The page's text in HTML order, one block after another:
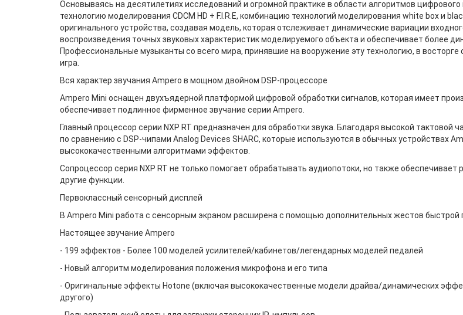
Основываясь на десятилетиях исследований и огромной практике в области алгоритмов
технологию моделирования CDCM HD + F.I.R.E, комбинацию технологий моделирования white box и
оригинального устройства, создавая модель, которая отслеживает динамические вариации
воспроизведения точных звуковых характеристик моделируемого объекта и обеспечивает более
Профессиональные музыканты со всего мира, принявшие на вооружение эту технологию, в
игра.
Вся характер звучания Ampero в мощном двойном DSP-процессоре
Ampero Mini оснащен двухъядерной платформой цифровой обработки сигналов, которая имеет
обеспечивает подлинное фирменное звучание серии Ampero.
Главный процессор серии NXP RT предназначен для обработки звука. Благодаря высокой
по сравнению с DSP-чипами Analog Devices SHARC, которые используются в обычных устройствах
высококачественными алгоритмами эффектов.
Сопроцессор серия NXP RT не только помогает обрабатывать аудиопотоки, но также обеспечивает
другие функции.
Первоклассный сенсорный дисплей
В Ampero Mini работа с сенсорным экраном расширена с помощью дополнительных жестов быстрой
Настоящее звучание Ampero
- 199 эффектов - Более 100 моделей усилителей/кабинетов/легендарных моделей педалей
- Новый алгоритм моделирования положения микрофона и его типа
- Оригинальные эффекты Hotone (включая высококачественные модели драйва/динамических
другого)